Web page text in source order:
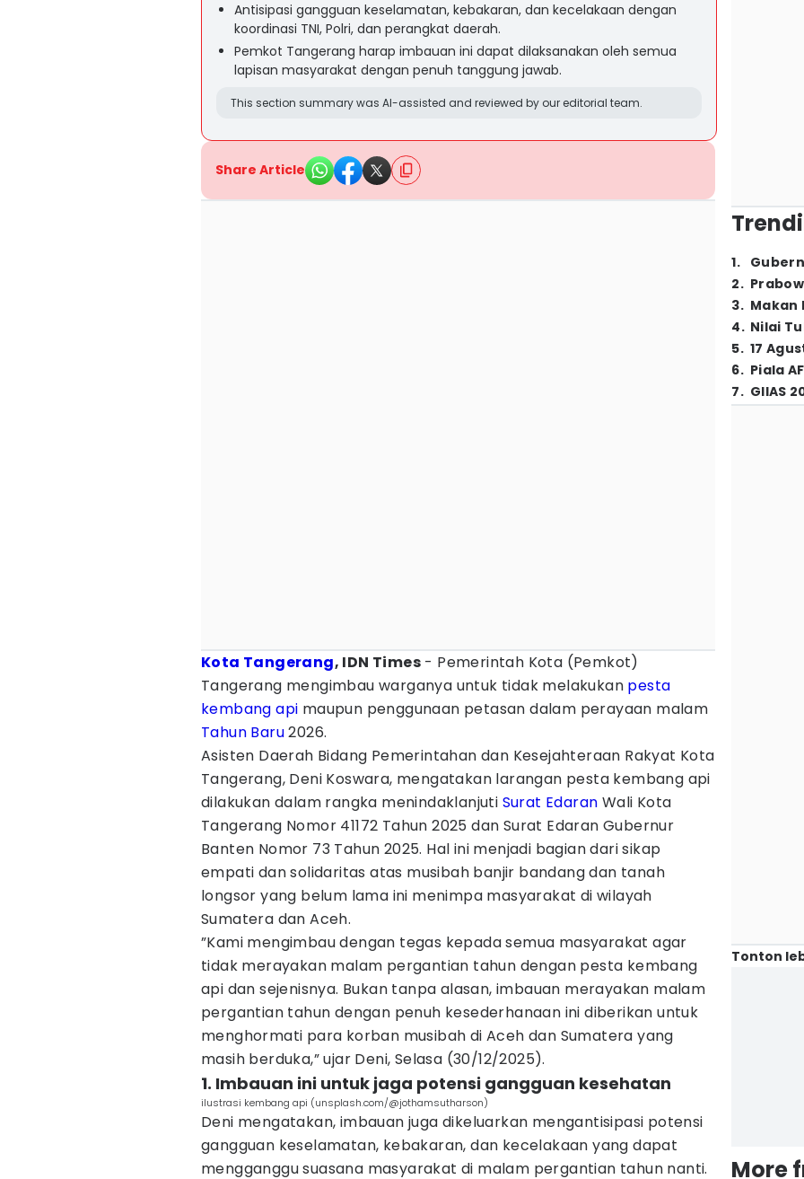
Antisipasi gangguan keselamatan, kebakaran, dan kecelakaan dengan
koordinasi TNI, Polri, dan perangkat daerah.
Pemkot Tangerang harap imbauan ini dapat dilaksanakan oleh semua
lapisan masyarakat dengan penuh tanggung jawab.
This section summary was AI-assisted and reviewed by our editorial team.
Share Article
Kota Tangerang, IDN Times - Pemerintah Kota (Pemkot)
Tangerang mengimbau warganya untuk tidak melakukan pesta
kembang api maupun penggunaan petasan dalam perayaan malam
Tahun Baru2026.
Asisten Daerah Bidang Pemerintahan dan Kesejahteraan Rakyat Kota
Tangerang, Deni Koswara, mengatakan larangan pesta kembang api
dilakukan dalam rangka menindaklanjuti Surat Edaran Wali Kota
Tangerang Nomor 41172 Tahun 2025 dan Surat Edaran Gubernur
Banten Nomor 73 Tahun 2025. Hal ini menjadi bagian dari sikap
empati dan solidaritas atas musibah banjir bandang dan tanah
longsor yang belum lama ini menimpa masyarakat di wilayah
Sumatera dan Aceh.
”Kami mengimbau dengan tegas kepada semua masyarakat agar
tidak merayakan malam pergantian tahun dengan pesta kembang
api dan sejenisnya. Bukan tanpa alasan, imbauan merayakan malam
pergantian tahun dengan penuh kesederhanaan ini diberikan untuk
menghormati para korban musibah di Aceh dan Sumatera yang
masih berduka,” ujar Deni, Selasa (30/12/2025).
1. Imbauan ini untuk jaga potensi gangguan kesehatan
ilustrasi kembang api (unsplash.com/@jothamsutharson)
Deni mengatakan, imbauan juga dikeluarkan mengantisipasi potensi
gangguan keselamatan, kebakaran, dan kecelakaan yang dapat
mengganggu suasana masyarakat di malam pergantian tahun nanti.
1.
2.
3. Makan
4. Nilai
5. 17
6. Piala
7. GIIAS
Tonton
More